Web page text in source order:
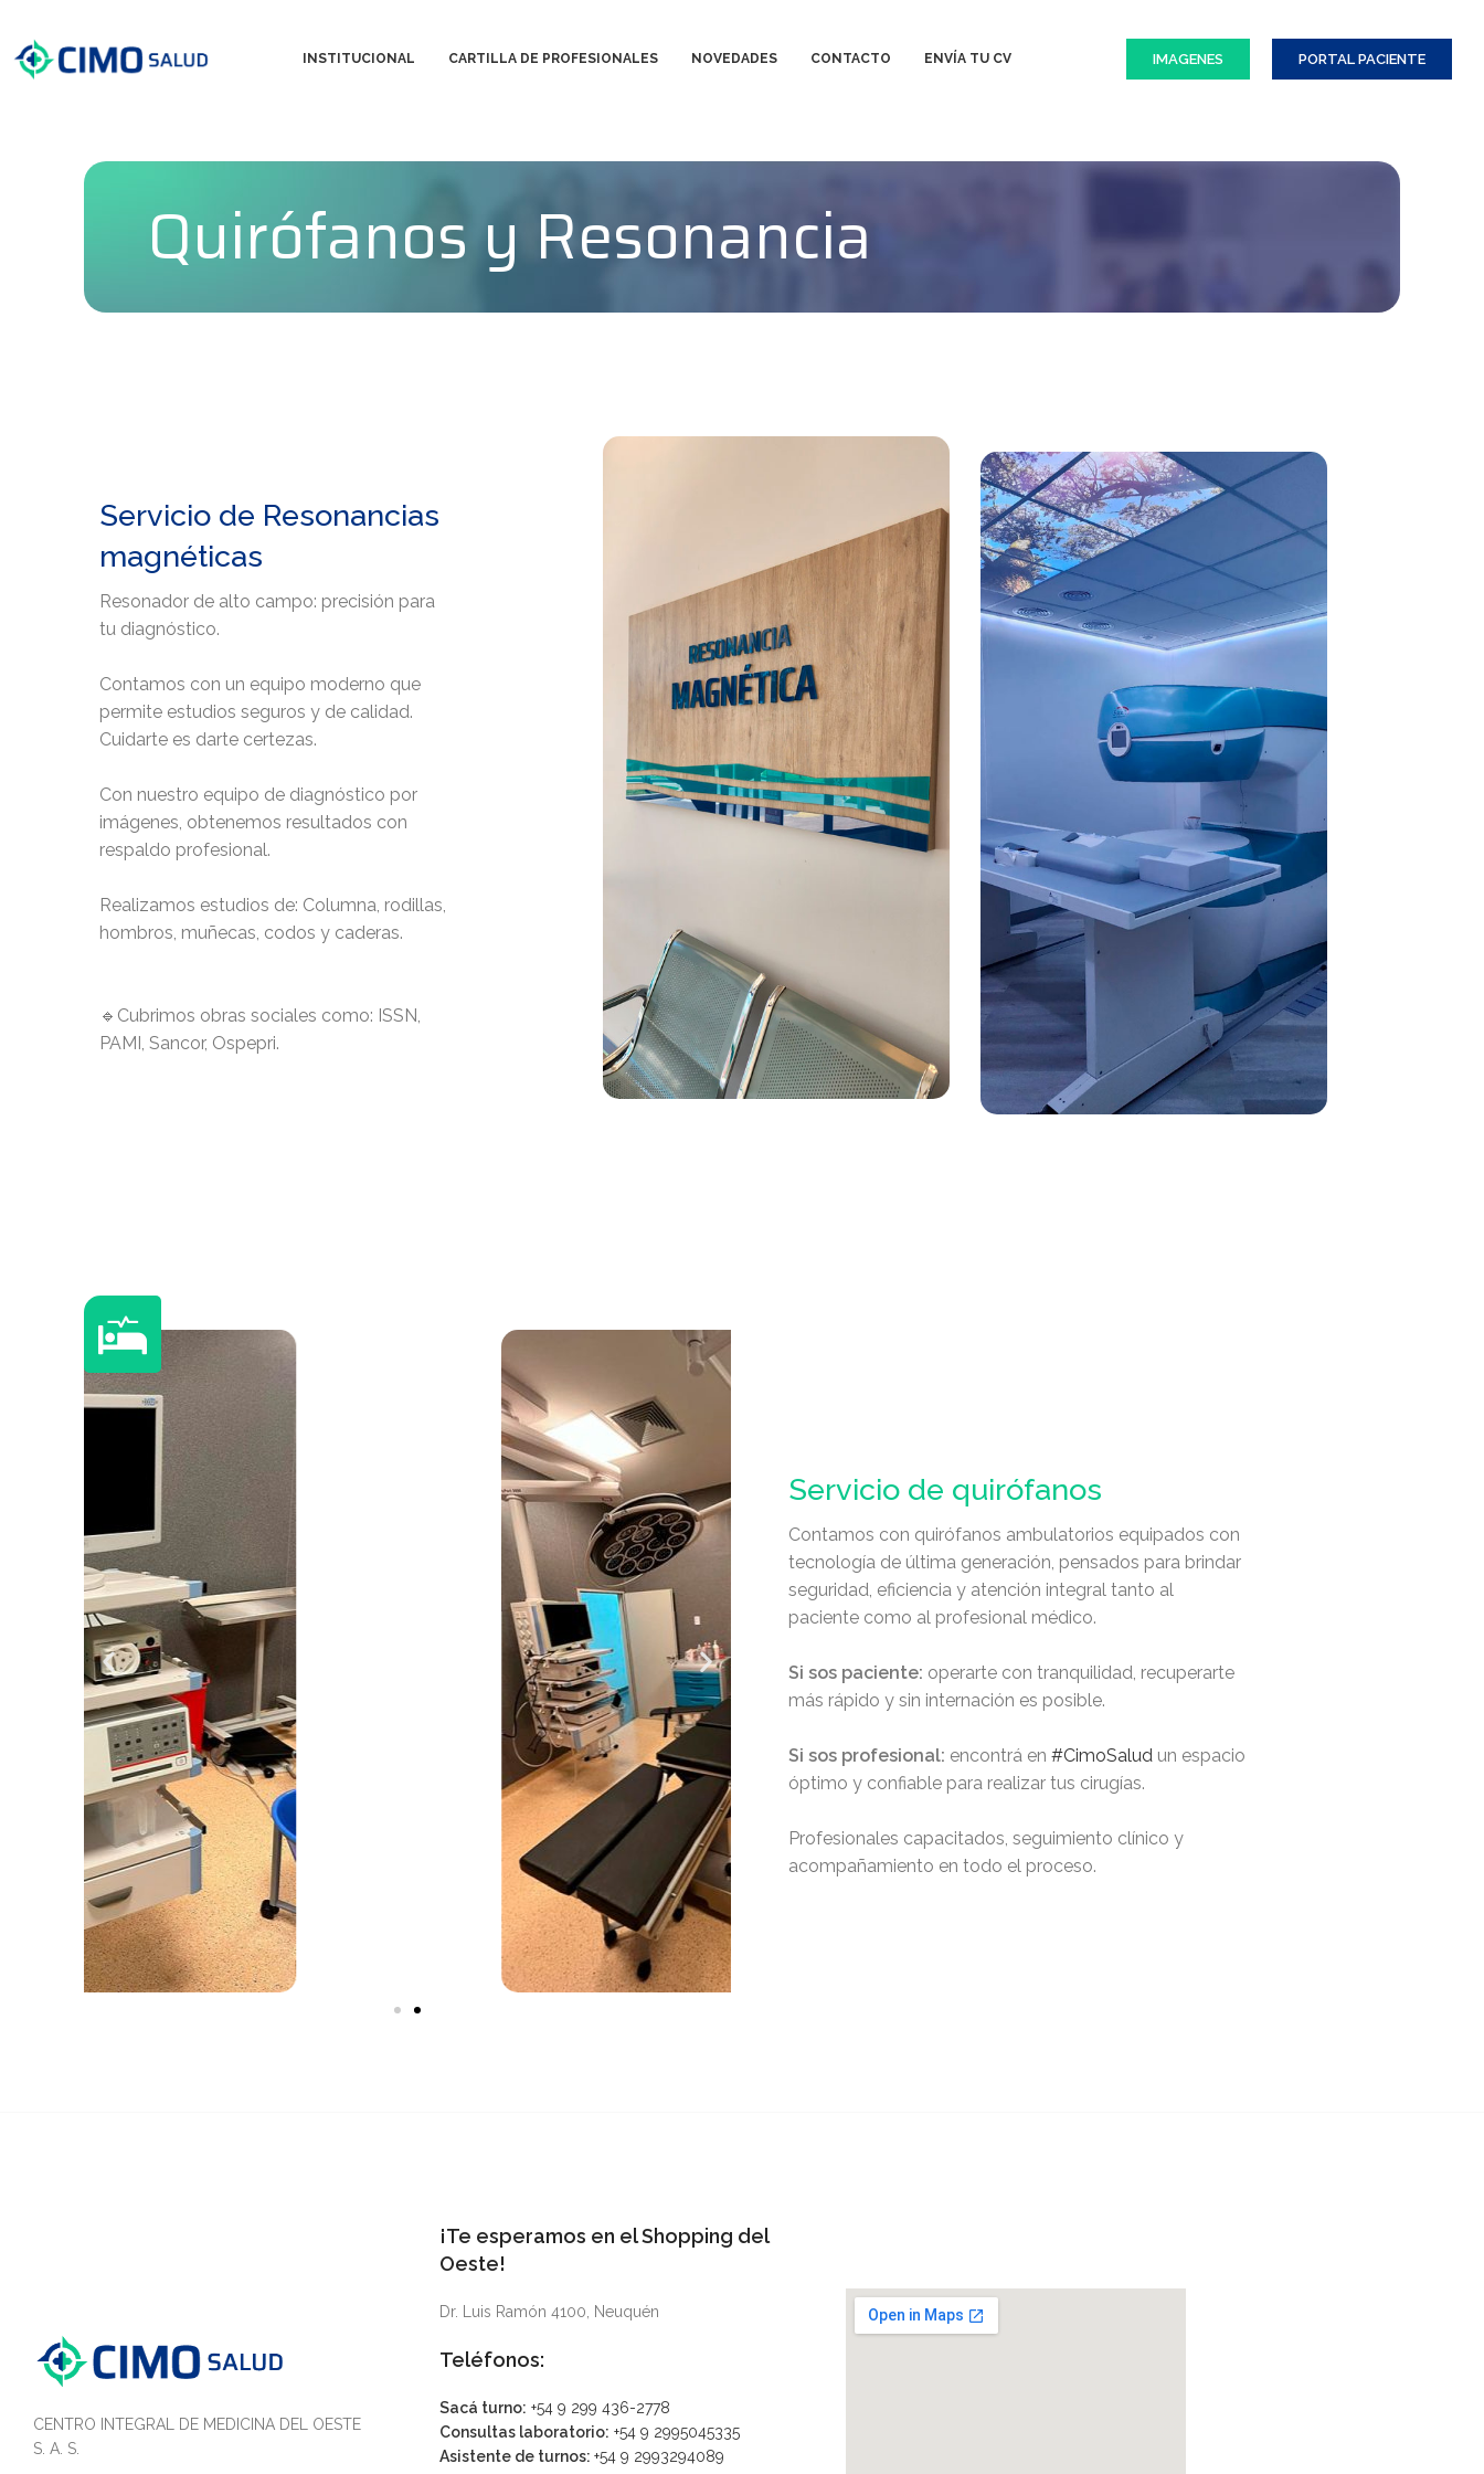
INSTITUCIONAL CARTILLA DE PROFESIONALES NOVEDADES CONTACTO ENVÍA TU CV IMAGENES PORTAL PACIENTE
Quirófanos y Resonancia
Servicio de Resonancias
magnéticas
Resonador de alto campo: precisión para
tu diagnóstico.
Contamos con un equipo moderno que
permite estudios seguros y de calidad.
Cuidarte es darte certezas.
Con nuestro equipo de diagnóstico por
imágenes, obtenemos resultados con
respaldo profesional.
Realizamos estudios de: Columna, rodillas,
hombros, muñecas, codos y caderas.
🔹Cubrimos obras sociales como: ISSN,
PAMI, Sancor, Ospepri.
Servicio de quirófanos
Contamos con quirófanos ambulatorios equipados con
tecnología de última generación, pensados para brindar
seguridad, eficiencia y atención integral tanto al
paciente como al profesional médico.
Si sos paciente: operarte con tranquilidad, recuperarte
más rápido y sin internación es posible.
Si sos profesional: encontrá en#CimoSalud un espacio
óptimo y confiable para realizar tus cirugías.
Profesionales capacitados, seguimiento clínico y
acompañamiento en todo el proceso.
CENTRO INTEGRAL DE MEDICINA DEL OESTE
S. A. S.
¡Te esperamos en el Shopping del
Oeste!
Dr. Luis Ramón 4100, Neuquén
Teléfonos:
Sacá turno: +54 9 299 436-2778
Consultas laboratorio: +54 9 2995045335
Asistente de turnos: +54 9 2993294089